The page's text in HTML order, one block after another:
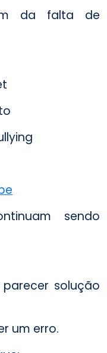
da falta de
sendo
solução
um erro.